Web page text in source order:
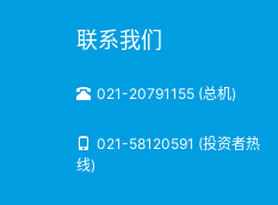
联系我们
021-20791155 (总机)
021-58120591 (投资者热
线)